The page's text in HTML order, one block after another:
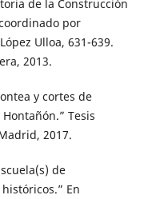
de la Construcción
por
Ulloa, 631-639.
2013.
y cortes de
Tesis
2017.
de
En